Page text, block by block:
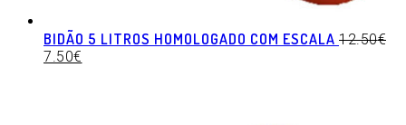
BIDÃO 5 LITROS HOMOLOGADO COM ESCALA 12.50€
7.50€